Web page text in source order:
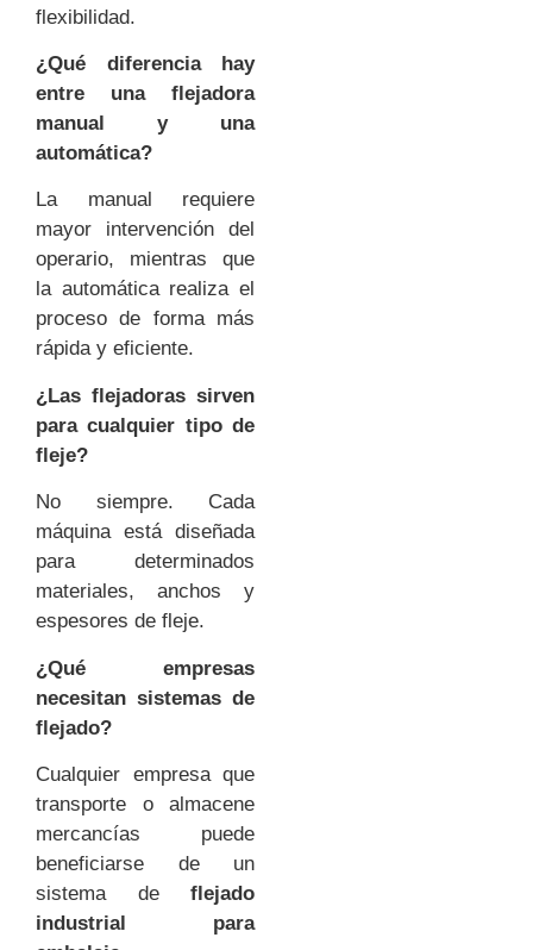
flexibilidad.
¿Qué diferencia hay
entre una flejadora
manual y una
automática?
La manual requiere
mayor intervención del
operario, mientras que
la automática realiza el
proceso de forma más
rápida y eficiente.
¿Las flejadoras sirven
para cualquier tipo de
fleje?
No siempre. Cada
máquina está diseñada
para determinados
materiales, anchos y
espesores de fleje.
¿Qué empresas
necesitan sistemas de
flejado?
Cualquier empresa que
transporte o almacene
mercancías puede
beneficiarse de un
sistema de flejado
industrial para